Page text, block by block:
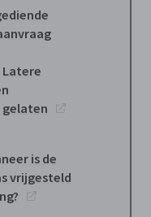
gelaten
is de
vrijgesteld